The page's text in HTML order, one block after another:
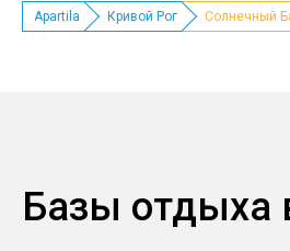
Apartila Кривой Рог Солнечный
Базы отдыха